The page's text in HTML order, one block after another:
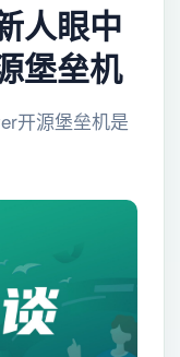
人眼中
堡垒机
开源堡垒机是